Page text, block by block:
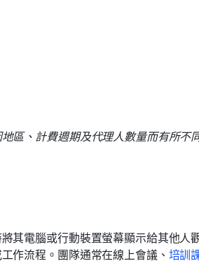
區、計費週期及代理人數量而有所不
其電腦或行動裝置螢幕顯示給其他人
作流程。團隊通常在線上會議、 培訓